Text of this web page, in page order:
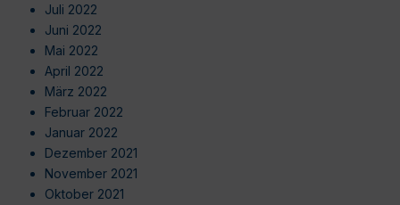
Juli 2022
Juni 2022
Mai 2022
April 2022
März 2022
Februar 2022
Januar 2022
Dezember 2021
November 2021
Oktober 2021